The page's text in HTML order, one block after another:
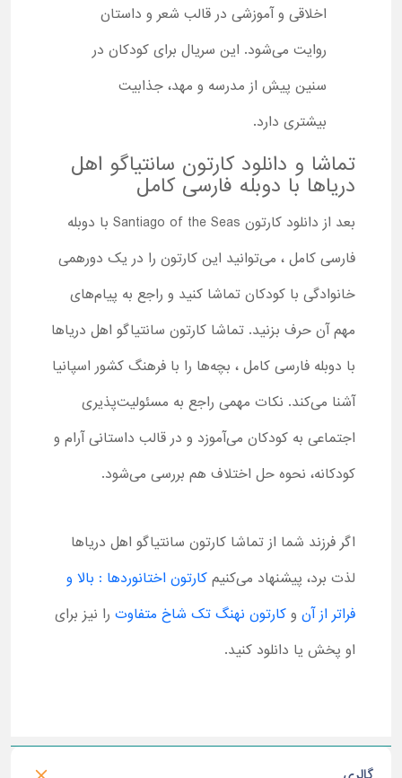
اخلاقی و آموزشی در قالب شعر و داستان
روایت می‌شود. این سریال برای کودکان در
سنین پیش از مدرسه و مهد، جذابیت
بیشتری دارد.
تماشا و دانلود کارتون سانتیاگو اهل
دریاها با دوبله فارسی کامل
بعد از دانلود کارتون Santiago of the Seas با دوبله
فارسی کامل ، می‌توانید این کارتون را در یک دورهمی
خانوادگی با کودکان تماشا کنید و راجع به پیام‌های
مهم آن حرف بزنید. تماشا کارتون سانتیاگو اهل دریاها
با دوبله فارسی کامل ، بچه‌ها را با فرهنگ کشور اسپانیا
آشنا می‌کند. نکات مهمی راجع به مسئولیت‌پذیری
اجتماعی به کودکان می‌آموزد و در قالب داستانی آرام و
کودکانه، نحوه حل اختلاف هم بررسی می‌شود.
اگر فرزند شما از تماشا کارتون سانتیاگو اهل دریاها
لذت برد، پیشنهاد می‌کنیم کارتون اختانوردها : بالا و
فراتر از آن و کارتون نهنگ تک شاخ متفاوت را نیز برای
او پخش یا دانلود کنید.